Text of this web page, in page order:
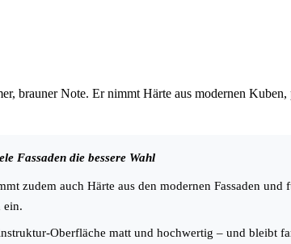
brauner Note. Er nimmt Härte aus modernen Kuben,
Fassaden die bessere Wahl
zudem auch Härte aus den modernen Fassaden und
ein.
Oberfläche matt und hochwertig – und bleibt